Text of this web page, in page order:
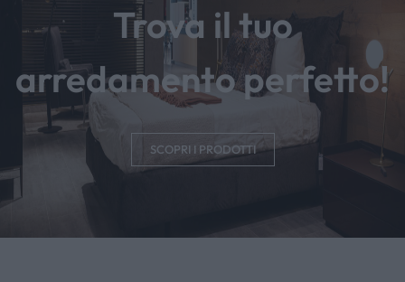
Trova il tuo
arredamento perfetto!
SCOPRI I PRODOTTI